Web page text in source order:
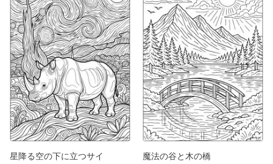
星降る空の下に立つサイ
魔法の谷と木の橋